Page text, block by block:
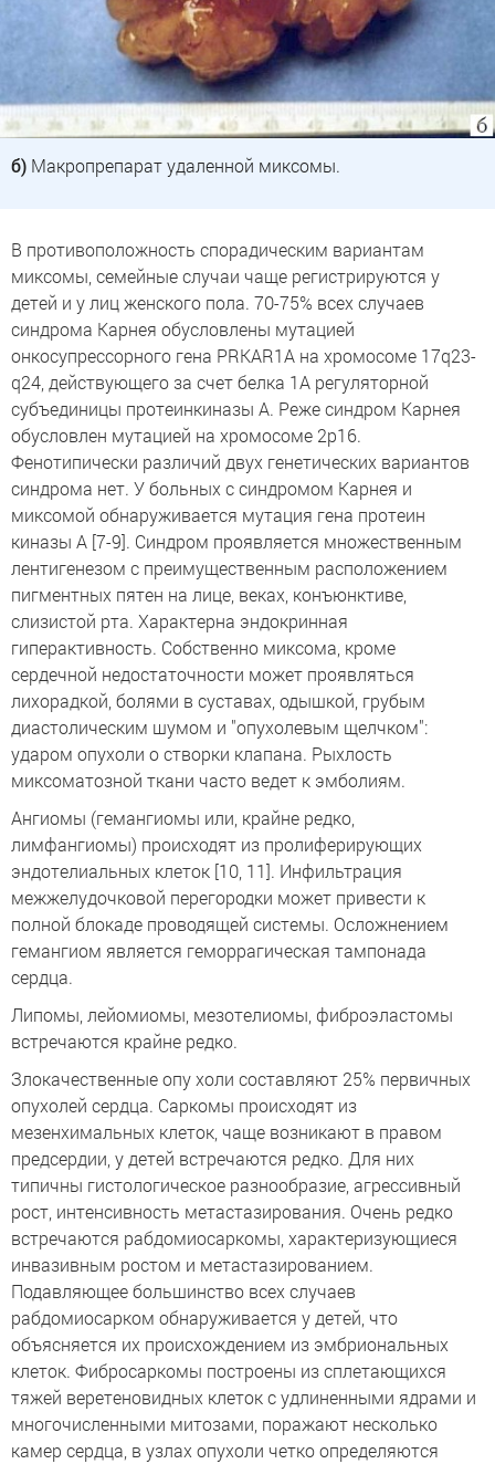
б) Макропрепарат удаленной миксомы.
В противоположность спорадическим вариантам
миксомы, семейные случаи чаще регистрируются у
детей и у лиц женского пола. 70-75% всех случаев
синдрома Карнея обусловлены мутацией
онкосупрессорного гена PRKAR1A на хромосоме 17q23-
q24, действующего за счет белка 1А регуляторной
субъединицы протеинкиназы А. Реже синдром Карнея
обусловлен мутацией на хромосоме 2p16.
Фенотипически различий двух генетических вариантов
синдрома нет. У больных с синдромом Карнея и
миксомой обнаруживается мутация гена протеин
киназы А [7-9]. Синдром проявляется множественным
лентигенезом с преимущественным расположением
пигментных пятен на лице, веках, конъюнктиве,
слизистой рта. Характерна эндокринная
гиперактивность. Собственно миксома, кроме
сердечной недостаточности может проявляться
лихорадкой, болями в суставах, одышкой, грубым
диастолическим шумом и "опухолевым щелчком":
ударом опухоли о створки клапана. Рыхлость
миксоматозной ткани часто ведет к эмболиям.
Ангиомы (гемангиомы или, крайне редко,
лимфангиомы) происходят из пролиферирующих
эндотелиальных клеток [10, 11]. Инфильтрация
межжелудочковой перегородки может привести к
полной блокаде проводящей системы. Осложнением
гемангиом является геморрагическая тампонада
сердца.
Липомы, лейомиомы, мезотелиомы, фиброэластомы
встречаются крайне редко.
Злокачественные опу холи составляют 25% первичных
опухолей сердца. Саркомы происходят из
мезенхимальных клеток, чаще возникают в правом
предсердии, у детей встречаются редко. Для них
типичны гистологическое разнообразие, агрессивный
рост, интенсивность метастазирования. Очень редко
встречаются рабдомиосаркомы, характеризующиеся
инвазивным ростом и метастазированием.
Подавляющее большинство всех случаев
рабдомиосарком обнаруживается у детей, что
объясняется их происхождением из эмбриональных
клеток. Фибросаркомы построены из сплетающихся
тяжей веретеновидных клеток с удлиненными ядрами и
многочисленными митозами, поражают несколько
камер сердца, в узлах опухоли четко определяются